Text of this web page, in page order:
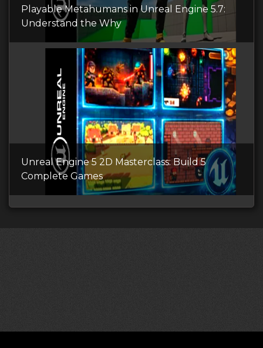
Playable Metahumans in Unreal Engine 5.7:
Understand the Why
Unreal Engine 5 2D Masterclass: Build 5
Complete Games